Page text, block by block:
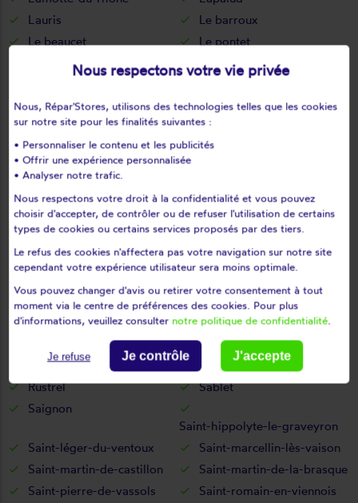
Lauris
Le barroux
Le beaucet
Le pontet
Lioux
L'isle-sur-la-sorgue
Malaucène
Malemort-du-comtat
Mazan
Ménerbes
Mérindol
Méthamis
Mondragon
Monieux
Monteux
Morières-lès-avignon
Mormoiron
Mornas
Oppède
Orange
Peypin-d'aigues
Puget
Puyméras
Puyvert
Richerenches
Roaix
Robion
Rustrel
Sablet
Saignon
Saint-hippolyte-le-graveyron
Saint-léger-du-ventoux
Saint-marcellin-lès-vaison
Saint-martin-de-castillon
Saint-martin-de-la-brasque
Saint-pierre-de-vassols
Saint-romain-en-viennois
Nous respectons votre vie privée
Nous, Répar'Stores, utilisons des technologies telles que les cookies
sur notre site pour les finalités suivantes :
• Personnaliser le contenu et les publicités
• Offrir une expérience personnalisée
• Analyser notre trafic.
Nous respectons votre droit à la confidentialité et vous pouvez
choisir d'accepter, de contrôler ou de refuser l'utilisation de certains
types de cookies ou certains services proposés par des tiers.
Le refus des cookies n'affectera pas votre navigation sur notre site
cependant votre expérience utilisateur sera moins optimale.
Vous pouvez changer d'avis ou retirer votre consentement à tout
moment via le centre de préférences des cookies. Pour plus
d'informations, veuillez consulter notre politique de confidentialité.
Je refuse Je contrôle J'accepte